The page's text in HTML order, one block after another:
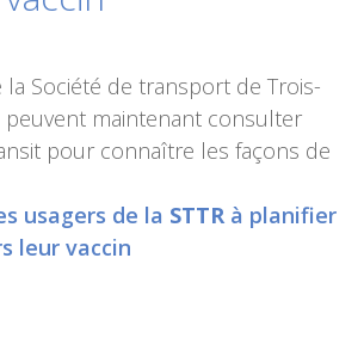
la Société de transport de Trois-
peuvent maintenant consulter
pour connaître les façons de
usagers de la STTR à planifier
leur vaccin